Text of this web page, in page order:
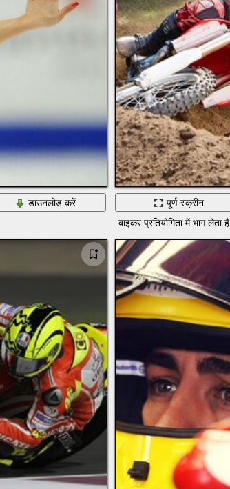
डाउनलोड करें
पूर्ण स्क्रीन
बाइकर प्रतियोगिता में भाग लेता है